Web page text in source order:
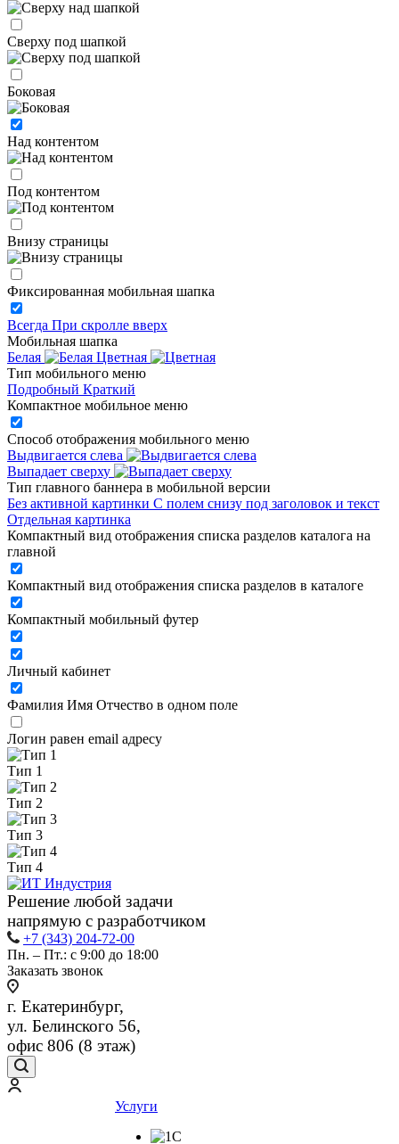
Сверху под шапкой
Боковая
Над контентом
Под контентом
Внизу страницы
Фиксированная мобильная шапка
Всегда При скролле вверх
Мобильная шапка
Белая
Цветная
Тип мобильного меню
Подробный Краткий
Компактное мобильное меню
Способ отображения мобильного меню
Выдвигается слева
Выпадает сверху
Тип главного баннера в мобильной версии
Без активной картинки С полем снизу под заголовок и текст
Отдельная картинка
Компактный вид отображения списка разделов каталога на
главной
Компактный вид отображения списка разделов в каталоге
Компактный мобильный футер
Личный кабинет
Фамилия Имя Отчество в одном поле
Логин равен email адресу
Тип 1
Тип 2
Тип 3
Тип 4
Решение любой задачи
напрямую с разработчиком
+7 (343) 204-72-00
Пн. – Пт.: с 9:00 до 18:00
Заказать звонок
г. Екатеринбург,
ул. Белинского 56,
офис 806 (8 этаж)
Услуги